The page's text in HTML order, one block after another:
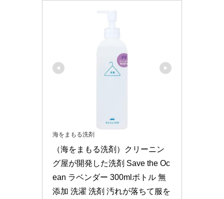
海をまもる洗剤
（海をまもる洗剤）クリーニン
グ屋が開発した洗剤 Save the Oc
ean ラベンダー 300mlボトル 無
添加 洗濯 洗剤 汚れが落ちて服を